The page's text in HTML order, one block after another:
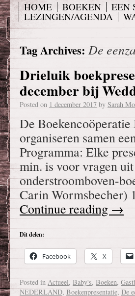
HOME BOEKEN
EEN
LEZINGEN/AGENDA
Tag Archives: De
Drieluik
december bij
Posted on 1 december 2017 by Sarah
De
organiseren samen
Programma: Elke
min. is voor vragen
onderstroomboven-
Carin Wormsbecher)
Continue reading →
Dit delen:
Facebook X
Posted in Actueel, Baby's, Boeken,
NEDERLAND, Boekenpresentatie, De